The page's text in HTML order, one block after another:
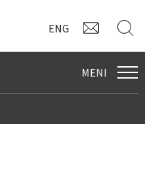
ENG
MENI